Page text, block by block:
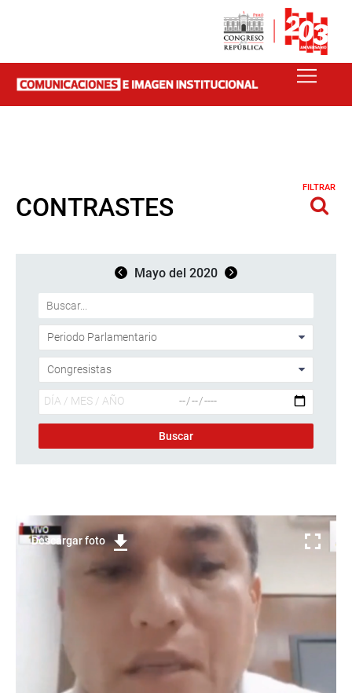
CONTRASTES
FILTRAR
Mayo del 2020
Descargar foto